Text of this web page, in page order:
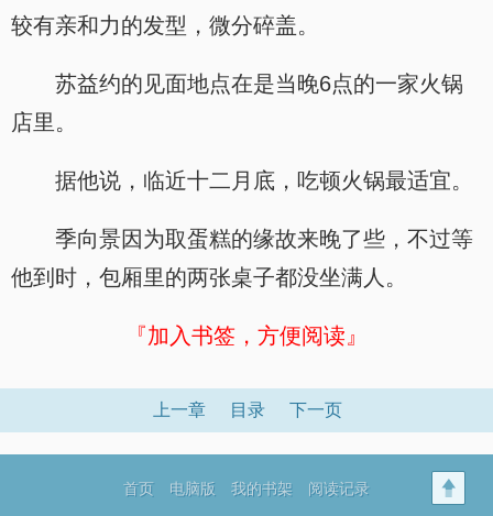
较有亲和力的发型，微分碎盖。
苏益约的见面地点在是当晚6点的一家火锅
店里。
据他说，临近十二月底，吃顿火锅最适宜。
季向景因为取蛋糕的缘故来晚了些，不过等
他到时，包厢里的两张桌子都没坐满人。
『加入书签，方便阅读』
上一章 目录 下一页
首页 电脑版 我的书架 阅读记录